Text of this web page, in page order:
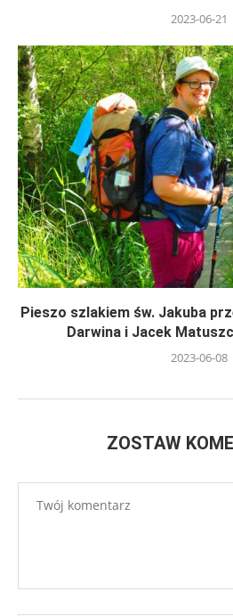
2023-06-21
Pieszo szlakiem św. Jakuba
Darwina i Jacek
2023-06-08
ZOSTAW